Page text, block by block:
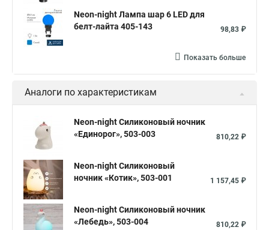
Neon-night Лампа шар 6 LED для
белт-лайта 405-143
98,83 ₽
Показать больше
Аналоги по характеристикам
Neon-night Силиконовый ночник
«Единорог», 503-003
810,22 ₽
Neon-night Силиконовый
ночник «Котик», 503-001
1 157,45 ₽
Neon-night Силиконовый ночник
«Лебедь», 503-004
810,22 ₽